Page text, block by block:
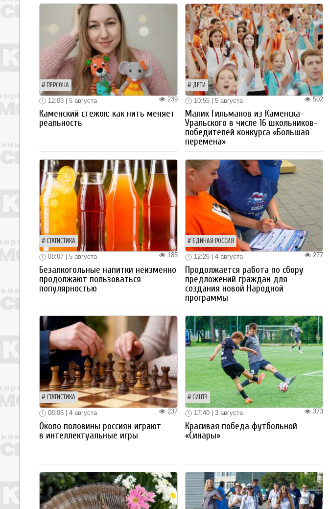
ПЕРСОНА
239
12:03 | 5 августа
Каменский стежок: как нить меняет
реальность
ДЕТИ
502
10:55 | 5 августа
Малик Гильманов из Каменска-
Уральского в числе 16 школьников-
победителей конкурса «Большая
перемена»
СТАТИСТИКА
185
08:07 | 5 августа
Безалкогольные напитки неизменно
продолжают пользоваться
популярностью
ЕДИНАЯ РОССИЯ
277
12:26 | 4 августа
Продолжается работа по сбору
предложений граждан для
создания новой Народной
программы
СТАТИСТИКА
237
08:06 | 4 августа
Около половины россиян играют
в интеллектуальные игры
СИНТЗ
373
17:40 | 3 августа
Красивая победа футбольной
«Синары»